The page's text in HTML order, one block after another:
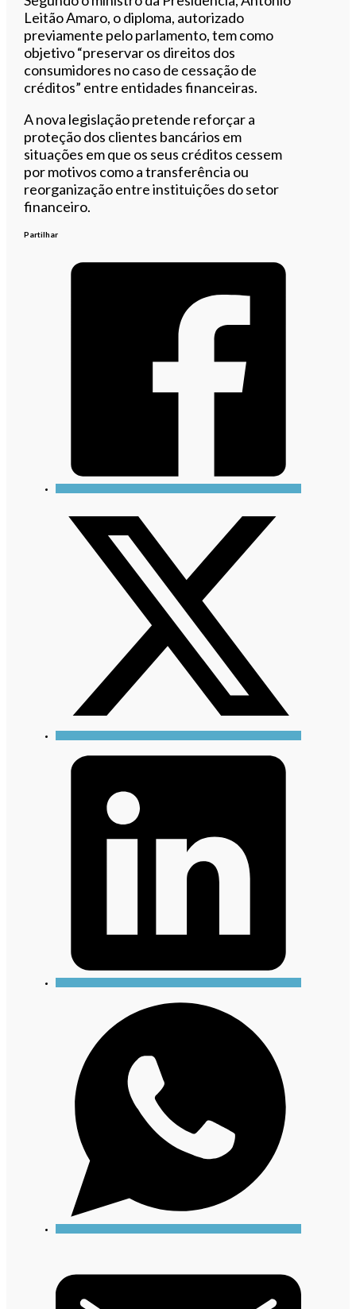
Leitão Amaro, o diploma, autorizado
previamente pelo parlamento, tem como
objetivo “preservar os direitos dos
consumidores no caso de cessação de
créditos” entre entidades financeiras.
A nova legislação pretende reforçar a
proteção dos clientes bancários em
situações em que os seus créditos cessem
por motivos como a transferência ou
reorganização entre instituições do setor
financeiro.
Partilhar